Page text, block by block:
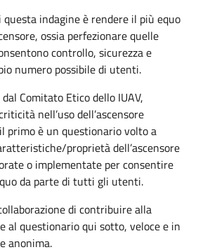
questa indagine è rendere il più equo
ossia perfezionare quelle
controllo, sicurezza e
numero possibile di utenti.
Comitato Etico dello IUAV,
nell’uso dell’ascensore
primo è un questionario volto a
proprietà dell’ascensore
o implementate per consentire
da parte di tutti gli utenti.
di contribuire alla
al questionario qui sotto, veloce e in
anonima.